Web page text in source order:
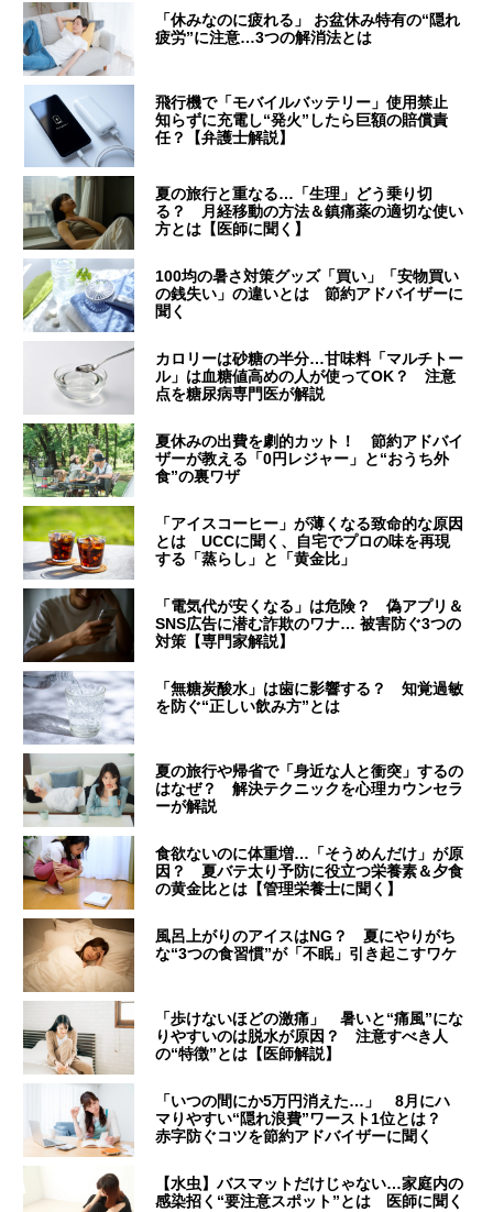
「休みなのに疲れる」 お盆休み特有の“隠れ
疲労”に注意…3つの解消法とは
飛行機で「モバイルバッテリー」使用禁止
知らずに充電し“発火”したら巨額の賠償責
任？【弁護士解説】
夏の旅行と重なる…「生理」どう乗り切
る？ 月経移動の方法＆鎮痛薬の適切な使い
方とは【医師に聞く】
100均の暑さ対策グッズ「買い」「安物買い
の銭失い」の違いとは 節約アドバイザーに
聞く
カロリーは砂糖の半分…甘味料「マルチトー
ル」は血糖値高めの人が使ってOK？ 注意
点を糖尿病専門医が解説
夏休みの出費を劇的カット！ 節約アドバイ
ザーが教える「0円レジャー」と“おうち外
食”の裏ワザ
「アイスコーヒー」が薄くなる致命的な原因
とは UCCに聞く、自宅でプロの味を再現
する「蒸らし」と「黄金比」
「電気代が安くなる」は危険？ 偽アプリ＆
SNS広告に潜む詐欺のワナ… 被害防ぐ3つの
対策【専門家解説】
「無糖炭酸水」は歯に影響する？ 知覚過敏
を防ぐ“正しい飲み方”とは
夏の旅行や帰省で「身近な人と衝突」するの
はなぜ？ 解決テクニックを心理カウンセラ
ーが解説
食欲ないのに体重増…「そうめんだけ」が原
因？ 夏バテ太り予防に役立つ栄養素＆夕食
の黄金比とは【管理栄養士に聞く】
風呂上がりのアイスはNG？ 夏にやりがち
な“3つの食習慣”が「不眠」引き起こすワケ
「歩けないほどの激痛」 暑いと“痛風”にな
りやすいのは脱水が原因？ 注意すべき人
の“特徴”とは【医師解説】
「いつの間にか5万円消えた…」 8月にハ
マりやすい“隠れ浪費”ワースト1位とは？
赤字防ぐコツを節約アドバイザーに聞く
【水虫】バスマットだけじゃない…家庭内の
感染招く“要注意スポット”とは 医師に聞く